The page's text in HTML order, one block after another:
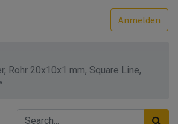
Anmelden
Rohr 20x10x1 mm, Square Line,